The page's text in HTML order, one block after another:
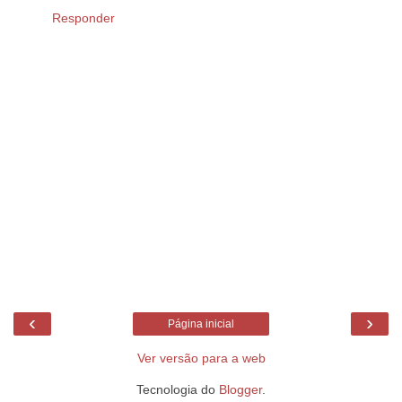
Responder
‹ ›
Página inicial
Ver versão para a web
Tecnologia do Blogger.